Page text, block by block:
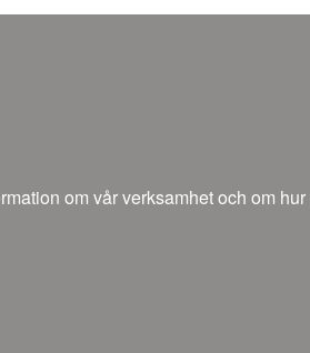
om vår verksamhet och om